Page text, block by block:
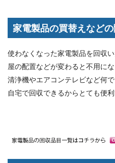
家電製品の買替えなどの
使わなくなった家電製品を回収
屋の配置などが変わると不用に
清浄機やエアコンテレビなど何
自宅で回収できるからとても便利